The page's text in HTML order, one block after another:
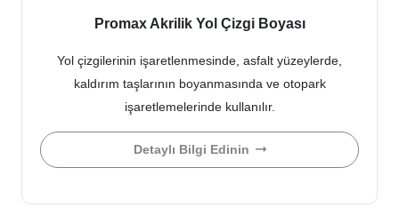
Promax Akrilik Yol Çizgi Boyası
Yol çizgilerinin işaretlenmesinde, asfalt yüzeylerde,
kaldırım taşlarının boyanmasında ve otopark
işaretlemelerinde kullanılır.
Detaylı Bilgi Edinin